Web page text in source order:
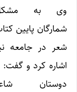
وی به
شمارگان پایین
شعر در جامعه
اشاره کرد و گفت:
دوستان